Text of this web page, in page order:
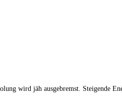
wird jäh ausgebremst. Steigende